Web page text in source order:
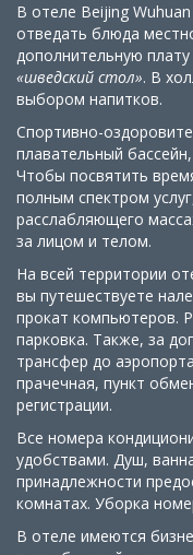
В отеле Beijing
отведать блюда
дополнительную
«шведский стол». В
выбором напитков.
Спортивно-
плавательный
Чтобы посвятить
полным спектром
расслабляющего
за лицом и телом.
На всей территории
вы путешествуете
прокат компьютеров.
парковка. Также, за
трансфер до
прачечная, пункт
регистрации.
Все номера
удобствами. Душ,
принадлежности
комнатах. Уборка
В отеле имеются